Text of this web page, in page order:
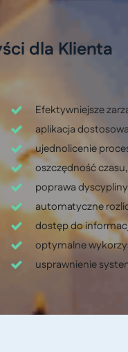
dla Klienta
Efektywniejsze
aplikacja
ujednolicenie
oszczędność czasu,
poprawa
automatyczne
dostęp do
optymalne
usprawnienie